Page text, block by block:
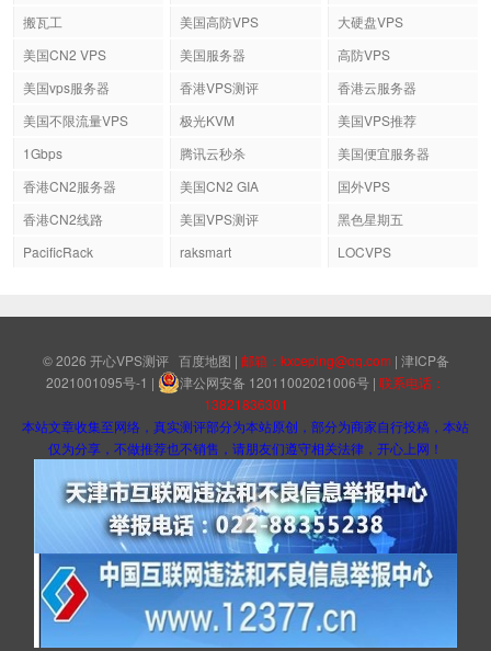
搬瓦工
美国高防VPS
大硬盘VPS
美国CN2 VPS
美国服务器
高防VPS
美国vps服务器
香港VPS测评
香港云服务器
美国不限流量VPS
极光KVM
美国VPS推荐
1Gbps
腾讯云秒杀
美国便宜服务器
香港CN2服务器
美国CN2 GIA
国外VPS
香港CN2线路
美国VPS测评
黑色星期五
PacificRack
raksmart LOCVPS
© 2026 开心VPS测评 百度地图 | 邮箱：kxceping@qq.com | 津ICP备
2021001095号-1 | 津公网安备 12011002021006号 | 联系电话：
13821836301
本站文章收集至网络，真实测评部分为本站原创，部分为商家自行投稿，本站
仅为分享，不做推荐也不销售，请朋友们遵守相关法律，开心上网！